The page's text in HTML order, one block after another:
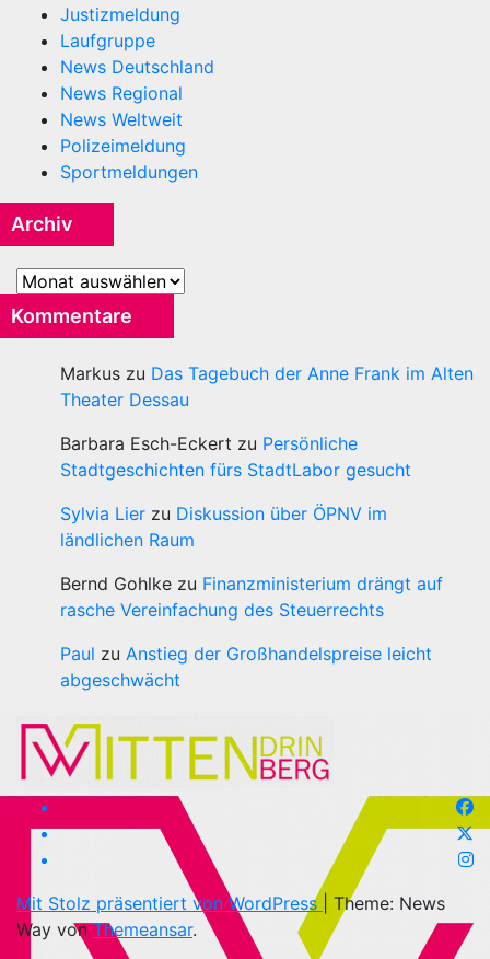
Justizmeldung
Laufgruppe
News Deutschland
News Regional
News Weltweit
Polizeimeldung
Sportmeldungen
Archiv
Archiv
Kommentare
Markus zu Das Tagebuch der Anne Frank im Alten
Theater Dessau
Barbara Esch-Eckert zu Persönliche
Stadtgeschichten fürs StadtLabor gesucht
Sylvia Lier zu Diskussion über ÖPNV im
ländlichen Raum
Bernd Gohlke zu Finanzministerium drängt auf
rasche Vereinfachung des Steuerrechts
Paul zu Anstieg der Großhandelspreise leicht
abgeschwächt
Mit Stolz präsentiert von WordPress
Theme: News
Way vonThemeansar.